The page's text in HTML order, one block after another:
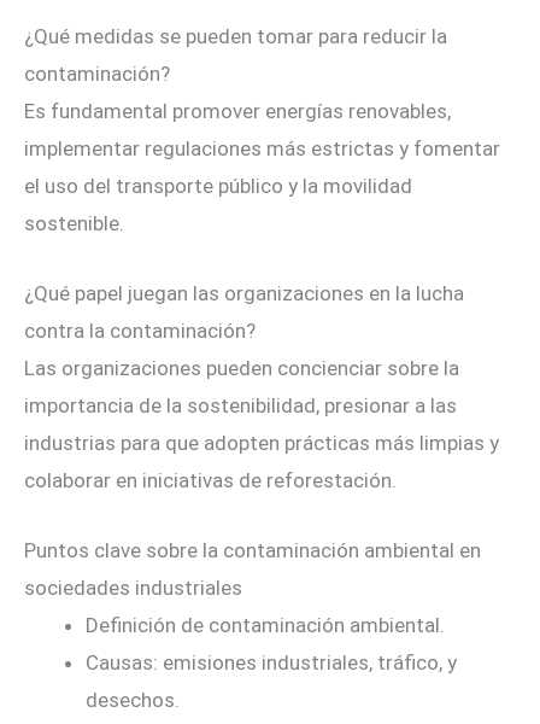
¿Qué medidas se pueden tomar para reducir la
contaminación?
Es fundamental promover energías renovables,
implementar regulaciones más estrictas y fomentar
el uso del transporte público y la movilidad
sostenible.
¿Qué papel juegan las organizaciones en la lucha
contra la contaminación?
Las organizaciones pueden concienciar sobre la
importancia de la sostenibilidad, presionar a las
industrias para que adopten prácticas más limpias y
colaborar en iniciativas de reforestación.
Puntos clave sobre la contaminación ambiental en
sociedades industriales
Definición de contaminación ambiental.
Causas: emisiones industriales, tráfico, y
desechos.